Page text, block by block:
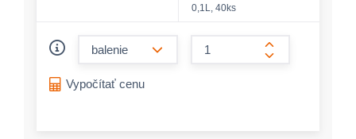
0,1L, 40ks
form.increase-
Vypočítať cenu